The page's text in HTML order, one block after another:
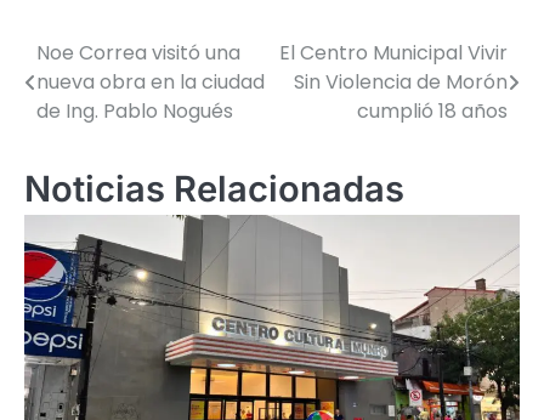
Navegación
de
Noe Correa visitó una
nueva obra en la ciudad
de Ing. Pablo Nogués
El Centro Municipal Vivir
Sin Violencia de Morón
cumplió 18 años
Noticias Relacionadas